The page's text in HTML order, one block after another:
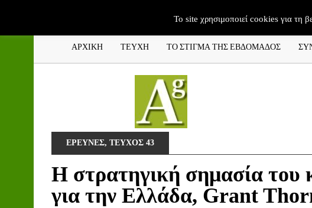
ΑΡΧΙΚΗ ΤΕΥΧΗ ΤΟ ΣΤΙΓΜΑ ΤΗΣ ΕΒΔΟΜΑΔΟΣ
ΕΡΕΥΝΕΣ, ΤΕΥΧΟΣ 43
Η στρατηγική σημασία του
για την Ελλάδα, Grant
To site χρησιμοποιεί cookies για τη